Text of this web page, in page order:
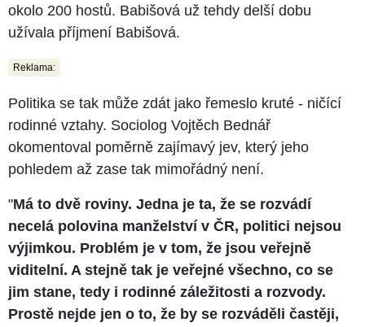
okolo 200 hostů. Babišová už tehdy delší dobu
užívala příjmení Babišová.
Reklama:
Politika se tak může zdát jako řemeslo kruté - ničící
rodinné vztahy. Sociolog Vojtěch Bednář
okomentoval poměrně zajímavý jev, který jeho
pohledem až zase tak mimořádný není.
"Má to dvě roviny. Jedna je ta, že se rozvádí
necelá polovina manželství v ČR, politici nejsou
výjimkou. Problém je v tom, že jsou veřejně
viditelní. A stejně tak je veřejné všechno, co se
jim stane, tedy i rodinné záležitosti a rozvody.
Prostě nejde jen o to, že by se rozváděli častěji,